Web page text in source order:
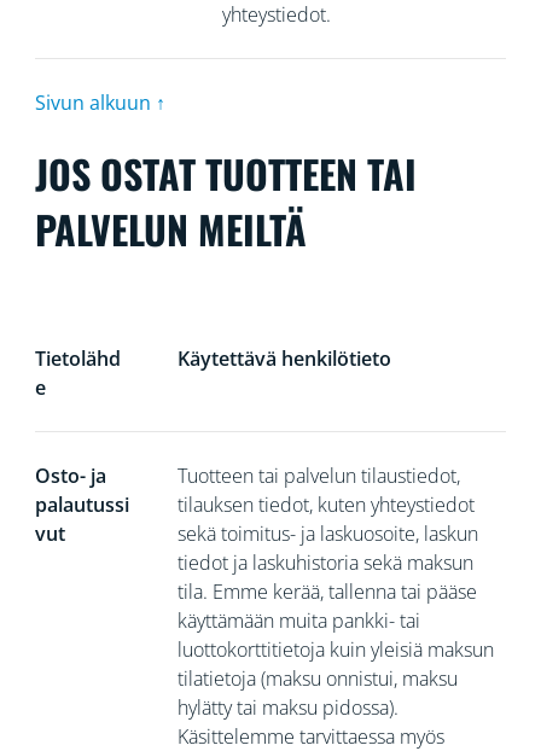
yhteystiedot.
Sivun alkuun ↑
JOS OSTAT TUOTTEEN TAI
PALVELUN MEILTÄ
Tietolähd
e
Käytettävä henkilötieto
Osto- ja
palautussi
vut
Tuotteen tai palvelun tilaustiedot,
tilauksen tiedot, kuten yhteystiedot
sekä toimitus- ja laskuosoite, laskun
tiedot ja laskuhistoria sekä maksun
tila. Emme kerää, tallenna tai pääse
käyttämään muita pankki- tai
luottokorttitietoja kuin yleisiä maksun
tilatietoja (maksu onnistui, maksu
hylätty tai maksu pidossa).
Käsittelemme tarvittaessa myös